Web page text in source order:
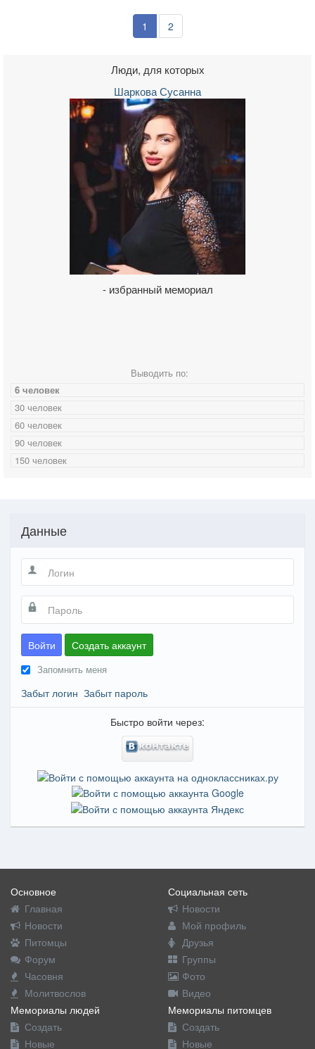
1 2
Люди, для которых
Шаркова Сусанна
- избранный мемориал
Выводить по:
6 человек
30 человек
60 человек
90 человек
150 человек
Данные
Войти Создать аккаунт
Запомнить меня
Забыт логин Забыт пароль
Быстро войти через:
Основное
Главная
Новости
Питомцы
Форум
Часовня
Молитвослов
Социальная сеть
Новости
Мой профиль
Друзья
Группы
Фото
Видео
Мемориалы людей
Создать
Новые
Мемориалы питомцев
Создать
Новые